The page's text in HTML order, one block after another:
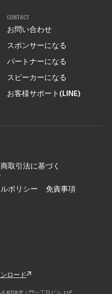
CONTACT
お問い合わせ
スポンサーになる
パートナーになる
スピーカーになる
お客様サポート(LINE)
取引法に基づく
ポリシー
免責事項
ロード